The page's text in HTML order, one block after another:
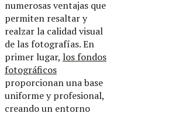
numerosas ventajas que
permiten resaltar y
realzar la calidad visual
de las fotografías. En
primer lugar, los fondos
fotográficos
proporcionan una base
uniforme y profesional,
creando un entorno